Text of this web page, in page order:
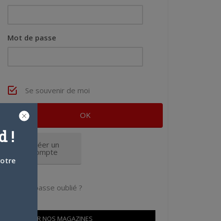
Mot de passe
Se souvenir de moi
Créer un
compte
Mot de passe oublié ?
OÙ TROUVER NOS MAGAZINES
!